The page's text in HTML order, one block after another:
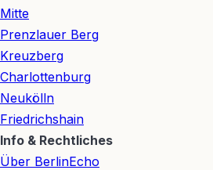
Mitte
Prenzlauer Berg
Kreuzberg
Charlottenburg
Neukölln
Friedrichshain
Info & Rechtliches
Über BerlinEcho